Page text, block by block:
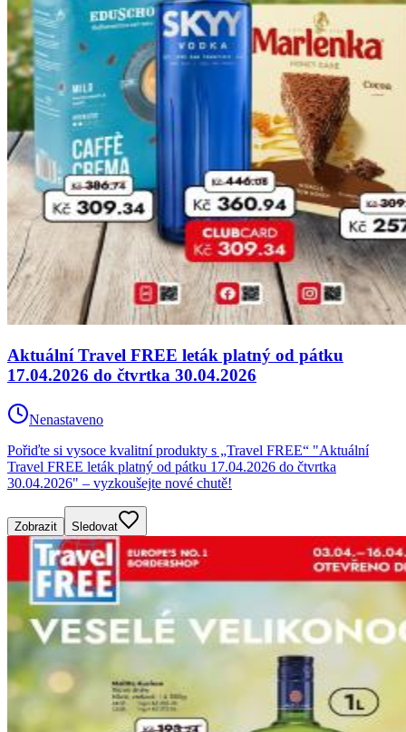
Aktuální Travel FREE leták platný od pátku
17.04.2026 do čtvrtka 30.04.2026
Nenastaveno
Pořiďte si vysoce kvalitní produkty s „Travel FREE“ "Aktuální
Travel FREE leták platný od pátku 17.04.2026 do čtvrtka
30.04.2026" – vyzkoušejte nové chutě!
Zobrazit Sledovat